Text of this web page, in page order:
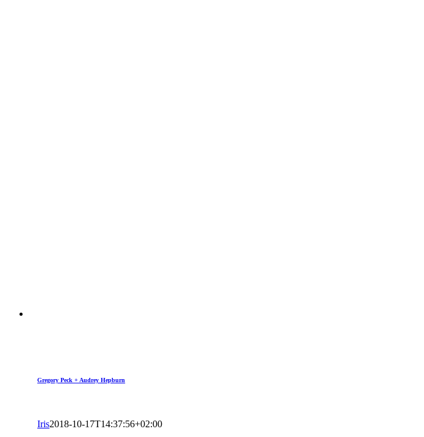
Gregory Peck + Audrey Hepburn
Iris2018-10-17T14:37:56+02:00